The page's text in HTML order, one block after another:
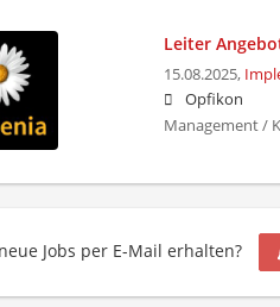
Leiter
15.08.2025,
Opfikon
Management /
Jobs per E-Mail erhalten?